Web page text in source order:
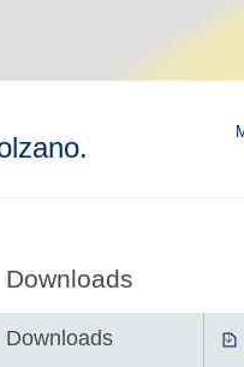
Downloads
Downloads